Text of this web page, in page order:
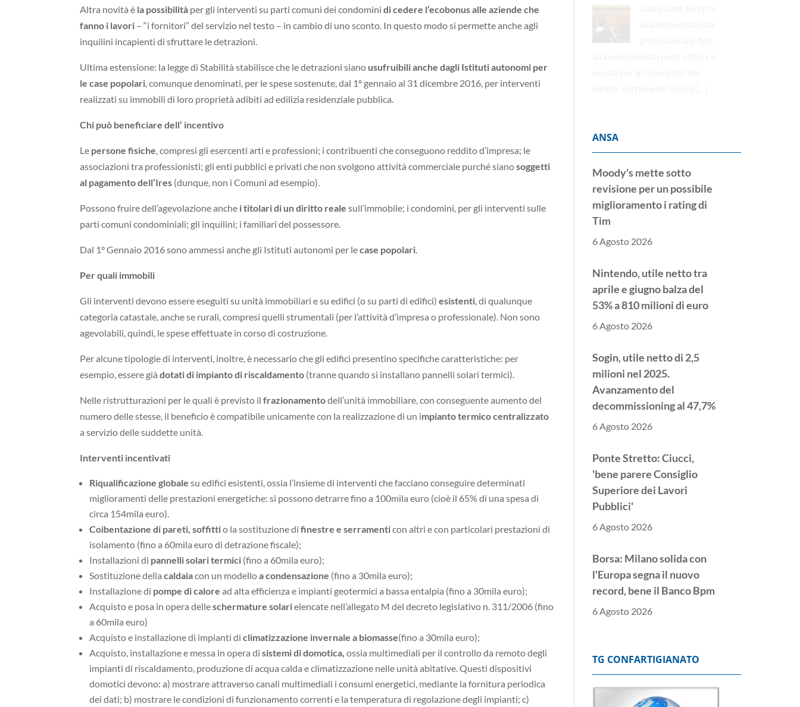
Altra novità è la possibilità per gli interventi su parti comuni dei condomini di cedere l’ecobonus alle aziende che
fanno i lavori – “i fornitori” del servizio nel testo – in cambio di uno sconto. In questo modo si permette anche agli
inquilini incapienti di sfruttare le detrazioni.
Ultima estensione: la legge di Stabilità stabilisce che le detrazioni siano usufruibili anche dagli Istituti autonomi per
le case popolari , comunque denominati, per le spese sostenute, dal 1º gennaio al 31 dicembre 2016, per interventi
realizzati su immobili di loro proprietà adibiti ad edilizia residenziale pubblica.
Chi può beneficiare dell’ incentivo
Le persone fisiche , compresi gli esercenti arti e professioni; i contribuenti che conseguono reddito d’impresa; le
associazioni tra professionisti; gli enti pubblici e privati che non svolgono attività commerciale purché sianosoggetti
al pagamento dell’Ires (dunque, non i Comuni ad esempio).
Possono fruire dell’agevolazione anche i titolari di un diritto reale sull’immobile; i condomini, per gli interventi sulle
parti comuni condominiali; gli inquilini; i familiari del possessore.
Dal 1° Gennaio 2016 sono ammessi anche gli Istituti autonomi per lecase popolari
Per quali immobili
Gli interventi devono essere eseguiti su unità immobiliari e su edifici (o su parti di edifici)esistenti , di qualunque
categoria catastale, anche se rurali, compresi quelli strumentali (per l’attività d’impresa o professionale). Non sono
agevolabili, quindi, le spese effettuate in corso di costruzione.
Per alcune tipologie di interventi, inoltre, è necessario che gli edifici presentino specifiche caratteristiche: per
esempio, essere giàdotati di impianto di riscaldamento (tranne quando si installano pannelli solari termici).
Nelle ristrutturazioni per le quali è previsto ilfrazionamentodell’unità immobiliare, con conseguente aumento del
numero delle stesse, il beneficio è compatibile unicamente con la realizzazione di un impianto termico centralizzato
a servizio delle suddette unità.
Interventi incentivati
Riqualificazione globale su edifici esistenti, ossia l’insieme di interventi che facciano conseguire determinati
miglioramenti delle prestazioni energetiche: si possono detrarre fino a 100mila euro (cioè il 65% di una spesa di
circa 154mila euro).
Coibentazione di pareti, soffittio la sostituzione difinestre e serramenticon altri e con particolari prestazioni di
isolamento (fino a 60mila euro di detrazione fiscale);
Installazioni di pannelli solari termici (fino a 60mila euro);
Sostituzione dellacaldaiacon un modelloa condensazione (fino a 30mila euro);
Installazione di pompe di calore ad alta efficienza e impianti geotermici a bassa entalpia (fino a 30mila euro);
Acquisto e posa in opera delleschermature solarielencate nell’allegato M del decreto legislativo n. 311/2006 (fino
a 60mila euro)
Acquisto e installazione di impianti diclimatizzazione invernale a biomasse(fino a 30mila euro);
Acquisto, installazione e messa in opera disistemi di domotica, ossia multimediali per il controllo da remoto degli
impianti di riscaldamento, produzione di acqua calda e climatizzazione nelle unità abitative. Questi dispositivi
domotici devono: a) mostrare attraverso canali multimediali i consumi energetici, mediante la fornitura periodica
dei dati; b) mostrare le condizioni di funzionamento correnti e la temperatura di regolazione degli impianti; c)
ANSA
Moody's mette sotto
revisione per un possibile
miglioramento i rating di
Tim
6 Agosto 2026
Nintendo, utile netto tra
aprile e giugno balza del
53% a 810 milioni di euro
6 Agosto 2026
Sogin, utile netto di 2,5
milioni nel 2025.
Avanzamento del
decommissioning al 47,7%
6 Agosto 2026
Ponte Stretto: Ciucci,
'bene parere Consiglio
Superiore dei Lavori
Pubblici'
6 Agosto 2026
Borsa: Milano solida con
l'Europa segna il nuovo
record, bene il Banco Bpm
6 Agosto 2026
eccellenti, avanti con
l'intelligenza artificiale'
6 Agosto 2026
TG CONFARTIGIANATO